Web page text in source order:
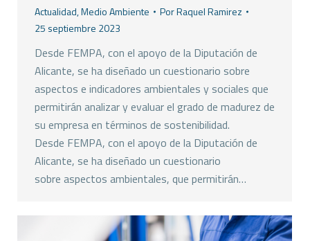
Actualidad,Medio Ambiente PorRaquel Ramirez
25 septiembre 2023
Desde FEMPA, con el apoyo de la Diputación de
Alicante, se ha diseñado un cuestionario sobre
aspectos e indicadores ambientales y sociales que
permitirán analizar y evaluar el grado de madurez de
su empresa en términos de sostenibilidad.
Desde FEMPA, con el apoyo de la Diputación de
Alicante, se ha diseñado un cuestionario
sobre aspectos ambientales, que permitirán…